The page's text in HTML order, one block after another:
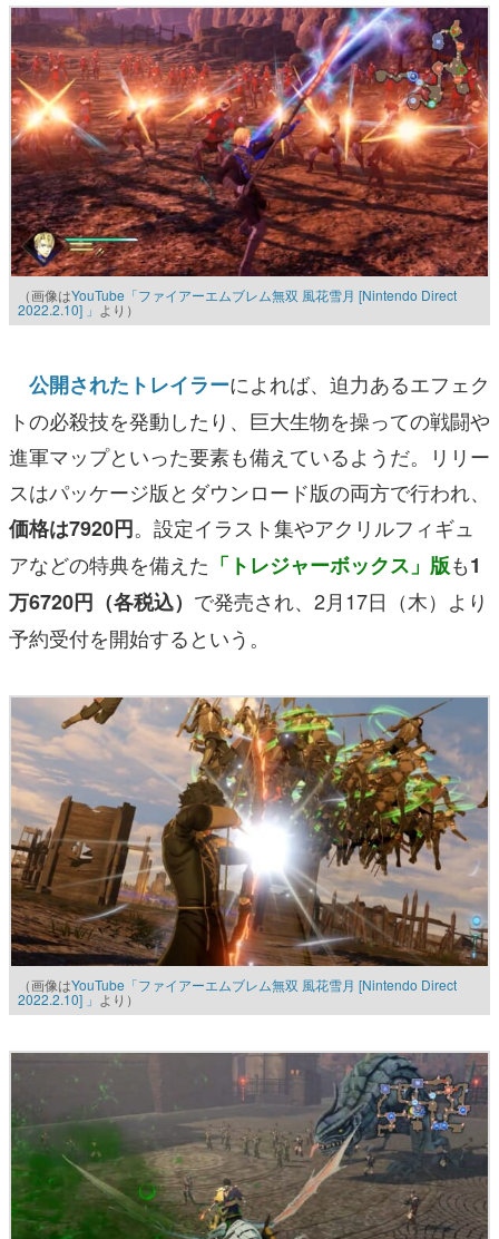
（画像はYouTube「ファイアーエムブレム無双 風花雪月 [Nintendo Direct
2022.2.10] 」 より）
公開されたトレイラーによれば、迫力あるエフェク
トの必殺技を発動したり、巨大生物を操っての戦闘や
進軍マップといった要素も備えているようだ。リリー
スはパッケージ版とダウンロード版の両方で行われ、
価格は7920円。設定イラスト集やアクリルフィギュ
アなどの特典を備えた 「トレジャーボックス」版も1
万6720円（各税込） で発売され、2月17日（木）より
予約受付を開始するという。
（画像はYouTube「ファイアーエムブレム無双 風花雪月 [Nintendo Direct
2022.2.10] 」 より）